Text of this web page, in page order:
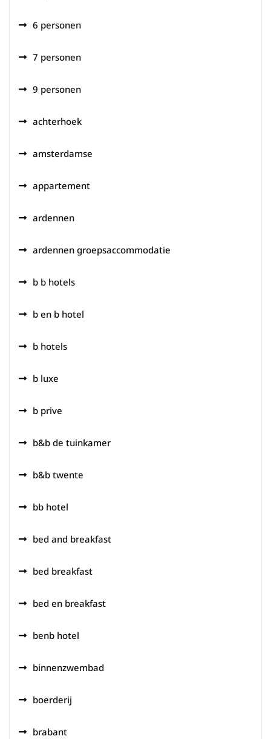
6 personen
7 personen
9 personen
achterhoek
amsterdamse
appartement
ardennen
ardennen groepsaccommodatie
b b hotels
b en b hotel
b hotels
b luxe
b prive
b&b de tuinkamer
b&b twente
bb hotel
bed and breakfast
bed breakfast
bed en breakfast
benb hotel
binnenzwembad
boerderij
brabant